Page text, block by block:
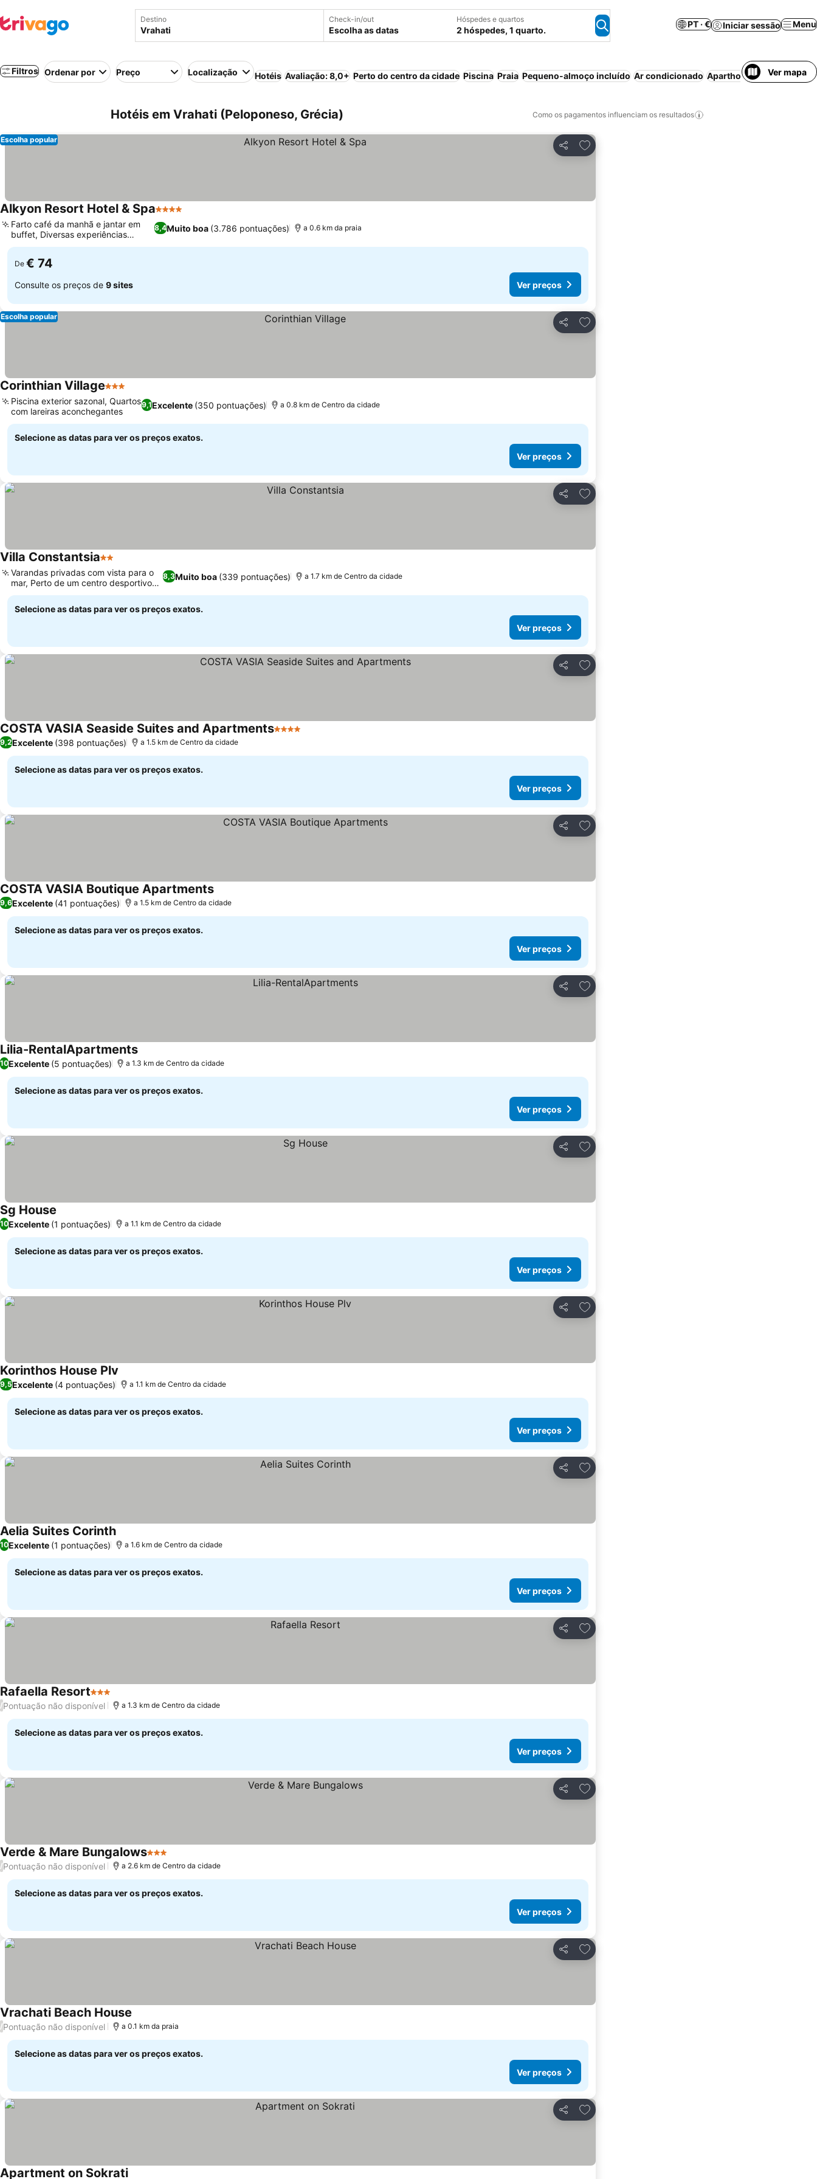
Destino Check-in/out
Escolha as datas
Hóspedes e quartos
2 hóspedes, 1 quarto.
PT · € Iniciar sessão Menu
Filtros Ordenar por Preço Localização Hotéis Avaliação: 8,0+ Perto do centro da cidade Piscina Praia Pequeno-almoço incluído Ar condicionado Aparthotel Casa/Ver mapa
Hotéis em Vrahati (Peloponeso, Grécia) Como os pagamentos influenciam os resultados
Partilhar
Adicionar aos favoritos
Escolha popular
Alkyon Resort Hotel & Spa4 Estrelas
8,4Muito boa (3.786 pontuações)
Farto café da manhã e jantar em
buffet, Diversas experiências
aquáticas
a 0.6 km da praia
De € 74
Consulte os preços de 9 sites Ver preços
Partilhar
Adicionar aos favoritos
Escolha popular
Corinthian Village3 Estrelas
9,1Excelente (350 pontuações)
Piscina exterior sazonal, Quartos
com lareiras aconchegantes
a 0.8 km de Centro da cidade
Selecione as datas para ver os preços exatos.
Ver preços
Partilhar
Adicionar aos favoritos
Villa Constantsia2 Estrelas
8,3Muito boa (339 pontuações)
Varandas privadas com vista para o
mar, Perto de um centro desportivo
local
a 1.7 km de Centro da cidade
Selecione as datas para ver os preços exatos.
Ver preços
Partilhar
Adicionar aos favoritos
COSTA VASIA Seaside Suites and Apartments4 Estrelas
9,2Excelente (398 pontuações) a 1.5 km de Centro da cidade
Selecione as datas para ver os preços exatos.
Ver preços
Partilhar
Adicionar aos favoritos
COSTA VASIA Boutique Apartments
9,6Excelente (41 pontuações) a 1.5 km de Centro da cidade
Selecione as datas para ver os preços exatos.
Ver preços
Partilhar
Adicionar aos favoritos
Lilia-RentalApartments
10Excelente (5 pontuações) a 1.3 km de Centro da cidade
Selecione as datas para ver os preços exatos.
Ver preços
Partilhar
Adicionar aos favoritos
Sg House
10Excelente (1 pontuações) a 1.1 km de Centro da cidade
Selecione as datas para ver os preços exatos.
Ver preços
Partilhar
Adicionar aos favoritos
Korinthos House Plv
9,5Excelente (4 pontuações) a 1.1 km de Centro da cidade
Selecione as datas para ver os preços exatos.
Ver preços
Partilhar
Adicionar aos favoritos
Aelia Suites Corinth
10Excelente (1 pontuações) a 1.6 km de Centro da cidade
Selecione as datas para ver os preços exatos.
Ver preços
Partilhar
Adicionar aos favoritos
Rafaella Resort3 Estrelas
/Pontuação não disponível a 1.3 km de Centro da cidade
Selecione as datas para ver os preços exatos.
Ver preços
Partilhar
Adicionar aos favoritos
Verde & Mare Bungalows3 Estrelas
/Pontuação não disponível a 2.6 km de Centro da cidade
Selecione as datas para ver os preços exatos.
Ver preços
Partilhar
Adicionar aos favoritos
Vrachati Beach House
/Pontuação não disponível a 0.1 km da praia
Selecione as datas para ver os preços exatos.
Ver preços
Partilhar
Adicionar aos favoritos
Apartment on Sokrati